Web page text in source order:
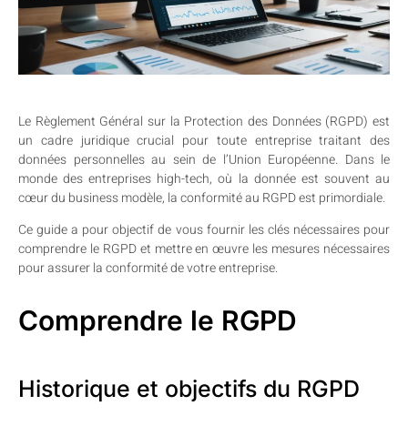
Le Règlement Général sur la Protection des Données (RGPD) est
un cadre juridique crucial pour toute entreprise traitant des
données personnelles au sein de l’Union Européenne. Dans le
monde des entreprises high-tech, où la donnée est souvent au
cœur du business modèle, la conformité au RGPD est primordiale.
Ce guide a pour objectif de vous fournir les clés nécessaires pour
comprendre le RGPD et mettre en œuvre les mesures nécessaires
pour assurer la conformité de votre entreprise.
Comprendre le RGPD
Historique et objectifs du RGPD